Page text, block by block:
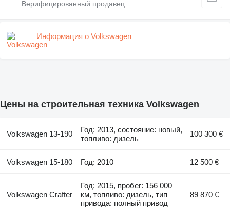
Информация о Volkswagen
Цены на строительная техника Volkswagen
Volkswagen 13-190
Год: 2013, состояние: новый,
топливо: дизель
100 300 €
Volkswagen 15-180 Год: 2010 12 500 €
Volkswagen Crafter
Год: 2015, пробег: 156 000
км, топливо: дизель, тип
привода: полный привод
89 870 €